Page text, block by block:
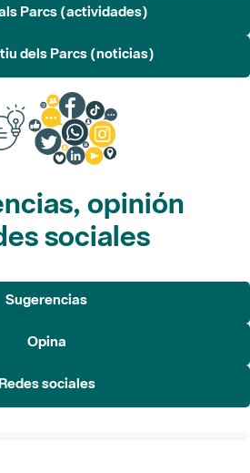
Parcs (actividades)
dels Parcs (noticias)
opinión
sociales
Sugerencias
Opina
Redes sociales